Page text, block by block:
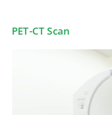
PET-CT Scan